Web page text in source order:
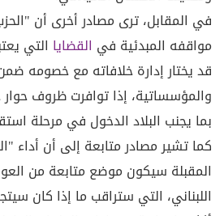
في المقابل، ترى مصادر أخرى أن
مواقفه المبدئية في القضايا التي
قد يختار إدارة خلافاته مع خصومه
والمؤسساتية، إذا توافرت ظروف حوار
بما يجنب البلاد الدخول في مرحلة
كما تشير مصادر متابعة إلى أن أداء
المقبلة سيكون موضع متابعة من
اللبناني، التي ستراقب ما إذا كان